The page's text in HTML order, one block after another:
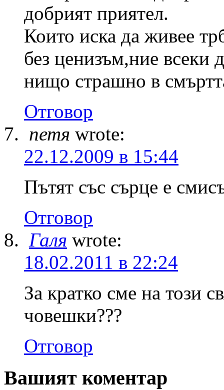
добрият приятел.
Които иска да живее
без ценизъм,ние
нищо страшно в
Отговор
петя wrote:
22.12.2009 в 15:44
Пътят със сърце е
Отговор
Галя wrote:
18.02.2011 в 22:24
За кратко сме на този
човешки???
Отговор
Вашият коментар